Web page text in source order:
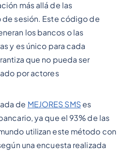
más allá de las
sesión. Este código de
los bancos o las
y es único para cada
que no pueda ser
por actores
de MEJORES SMSes
ya que el 93% de las
utilizan este método con
una encuesta realizada